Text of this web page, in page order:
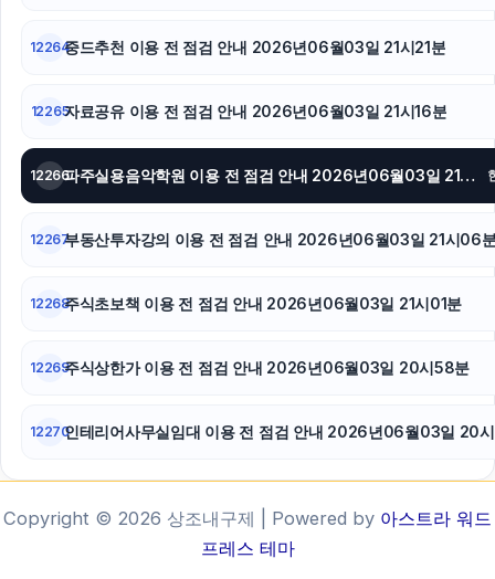
12264중드추천 이용 전 점검 안내 2026년06월03일 21시21분
12265자료공유 이용 전 점검 안내 2026년06월03일 21시16분
12266 파주실용음악학원 이용 전 점검 안내 2026년06월03일 21시11분
12267부동산투자강의 이용 전 점검 안내 2026년06월03일 21시06
12268주식초보책 이용 전 점검 안내 2026년06월03일 21시01분
12269주식상한가 이용 전 점검 안내 2026년06월03일 20시58분
12270인테리어사무실임대 이용 전 점검 안내 2026년06월03일 20
Copyright © 2026 상조내구제 | Powered by 아스트라 워드
프레스 테마